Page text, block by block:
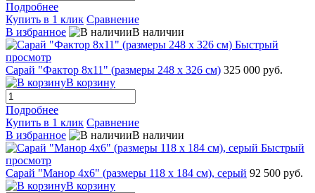
Подробнее
Купить в 1 клик Сравнение
В избранное
В наличии
Быстрый
просмотр
Сарай "Фактор 8x11" (размеры 248 х 326 см) 325 000 руб.
В корзину
Подробнее
Купить в 1 клик Сравнение
В избранное
В наличии
Быстрый
просмотр
Сарай "Манор 4х6" (размеры 118 x 184 см), серый 92 500 руб.
В корзину